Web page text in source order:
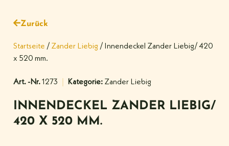
Zurück
Startseite / Zander Liebig / Innendeckel Zander Liebig/ 420
x 520 mm.
Art. -Nr.1273 Kategorie: Zander Liebig
INNENDECKEL ZANDER LIEBIG/
420 X 520 MM.